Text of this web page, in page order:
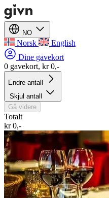
NO
Norsk
English
Dine gavekort
0 gavekort, kr 0,-
Endre antall
Skjul antall
Gå videre
Totalt
kr 0,-